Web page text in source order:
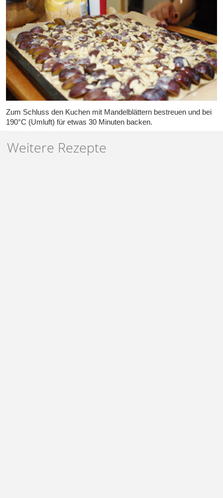
Zum Schluss den Kuchen mit Mandelblättern bestreuen und bei
190°C (Umluft) für etwas 30 Minuten backen.
Weitere Rezepte